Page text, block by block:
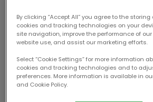
By clicking “Accept All” you agree to the
cookies and tracking technologies on your
site navigation, improve the performance of
website use, and assist our marketing efforts.
Select “Cookie Settings” for more information
cookies and tracking technologies and to
preferences. More information is available in
and Cookie Policy.